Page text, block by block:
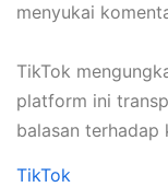
menyukai
TikTok
platform ini
balasan terhadap
TikTok